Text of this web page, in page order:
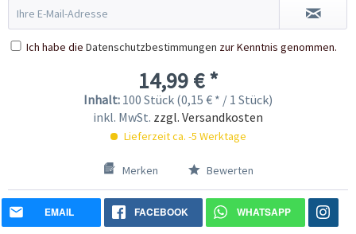
Ich habe die Datenschutzbestimmungen zur Kenntnis genommen.
14,99 € *
Inhalt: 100 Stück (0,15 € * / 1 Stück)
inkl. MwSt. zzgl. Versandkosten
Lieferzeit ca. -5 Werktage
Merken Bewerten
EMAIL FACEBOOK WHATSAPP